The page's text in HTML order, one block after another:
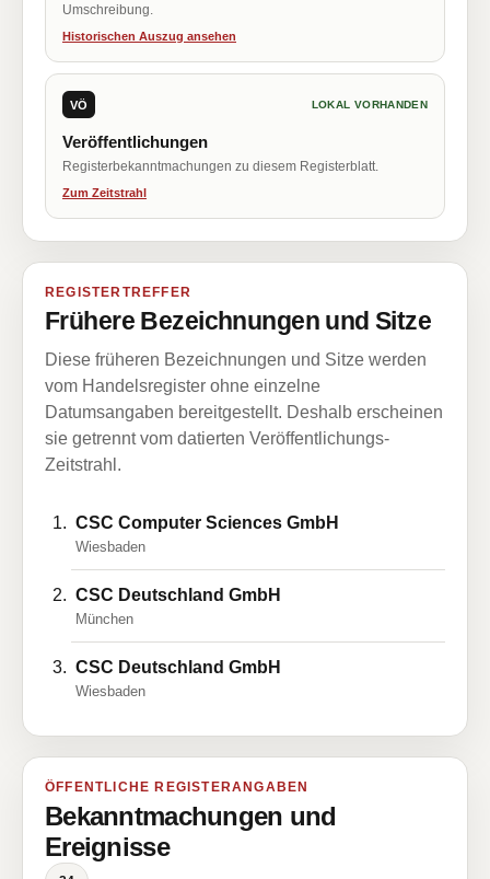
Umschreibung.
Historischen Auszug ansehen
VÖ LOKAL VORHANDEN
Veröffentlichungen
Registerbekanntmachungen zu diesem Registerblatt.
Zum Zeitstrahl
REGISTERTREFFER
Frühere Bezeichnungen und Sitze
Diese früheren Bezeichnungen und Sitze werden
vom Handelsregister ohne einzelne
Datumsangaben bereitgestellt. Deshalb erscheinen
sie getrennt vom datierten Veröffentlichungs-
Zeitstrahl.
CSC Computer Sciences GmbH
Wiesbaden
CSC Deutschland GmbH
München
CSC Deutschland GmbH
Wiesbaden
ÖFFENTLICHE REGISTERANGABEN
Bekanntmachungen und
Ereignisse